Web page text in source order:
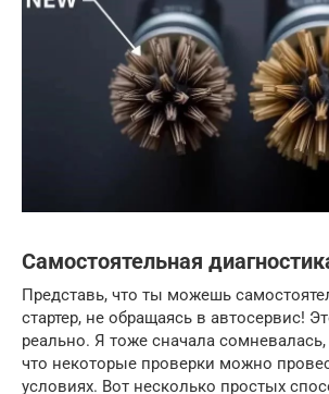
Самостоятельная
Представь, что ты можешь
стартер, не обращаясь в автосервис!
реально. Я тоже сначала
что некоторые проверки можно
условиях. Вот несколько простых